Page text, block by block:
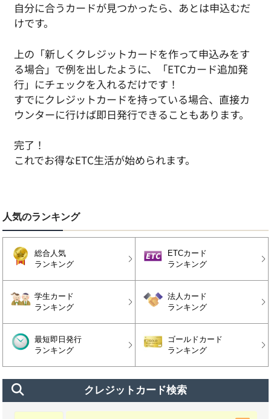
自分に合うカードが見つかったら、あとは申込むだ
けです。
上の「新しくクレジットカードを作って申込みをす
る場合」で例を出したように、「ETCカード追加発
行」にチェックを入れるだけです！
すでにクレジットカードを持っている場合、直接カ
ウンターに行けば即日発行できることもあります。
完了！
これでお得なETC生活が始められます。
人気のランキング
総合人気
ランキング
ETCカード
ランキング
学生カード
ランキング
法人カード
ランキング
最短即日発行
ランキング
ゴールドカード
ランキング
クレジットカード検索